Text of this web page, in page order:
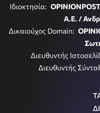
Ιδιοκτησία:
Α.Ε. /
Δικαιούχος Domain:
Διευθυντής
Διευθυντής